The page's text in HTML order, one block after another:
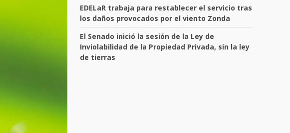
EDELaR trabaja para restablecer el servicio tras
los daños provocados por el viento Zonda
El Senado inició la sesión de la Ley de
Inviolabilidad de la Propiedad Privada, sin la ley
de tierras